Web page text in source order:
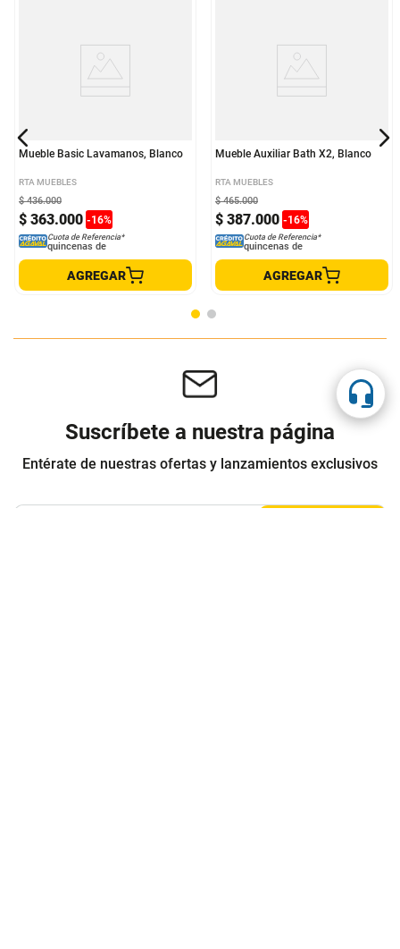
Mueble Basic Lavamanos, Blanco
RTA MUEBLES
$ 363.000 -16%
$ 436.000
Cuota de Referencia*
quincenas de
AGREGAR
Mueble Auxiliar Bath X2, Blanco
RTA MUEBLES
$ 387.000 -16%
$ 465.000
Cuota de Referencia*
quincenas de
AGREGAR
Suscríbete a nuestra página
Entérate de nuestras ofertas y lanzamientos exclusivos